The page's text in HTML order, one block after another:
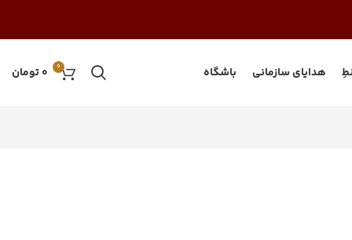
هدایای سازمانی باشگاه 0
0تومان